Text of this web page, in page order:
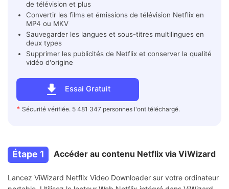
Essai Gratuit
* Sécurité vérifiée. 5 481 347 personnes l'ont téléchargé.
de télévision et plus
Convertir les films et émissions de télévision Netflix en
MP4 ou MKV
Sauvegarder les langues et sous-titres multilingues en
deux types
Supprimer les publicités de Netflix et conserver la qualité
vidéo d'origine
Étape 1 Accéder au contenu Netflix via ViWizard
Lancez ViWizard Netflix Video Downloader sur votre ordinateur